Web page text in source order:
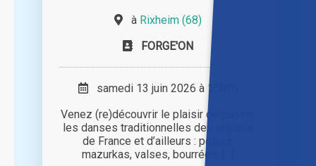
à Rixheim (68)
FORGE'ON
samedi 13 juin 2026 à 15h30
Venez (re)découvrir le plaisir de danser
les danses traditionnelles des régions
de France et d’ailleurs : polkas,
mazurkas, valses, bourrées, [...]